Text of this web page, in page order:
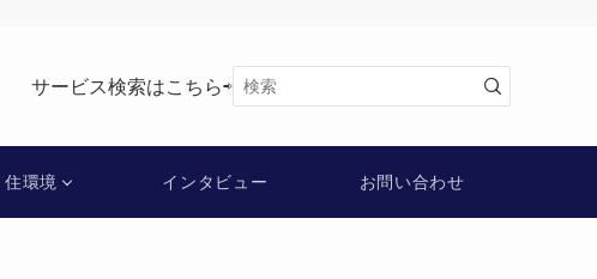
環境 インタビュー お問い合わせ
サービス検索はこちら⇨